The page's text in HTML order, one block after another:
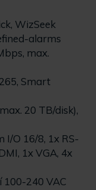
WizSeek
alarms
max.
Smart
20 TB/disk),
I/O 16/8, 1x RS-
1x VGA, 4x
100-240 VAC